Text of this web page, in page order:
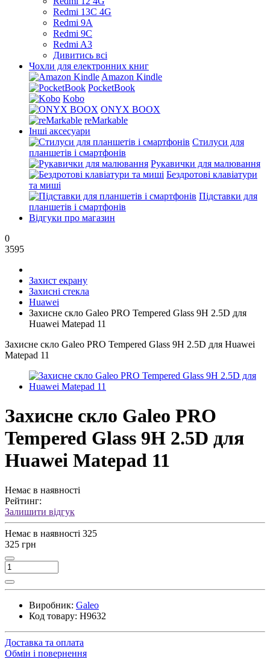
Redmi 13C 4G
Redmi 9A
Redmi 9C
Redmi A3
Дивитись всі
Чохли для електронних книг
Amazon Kindle
PocketBook
Kobo
ONYX BOOX
reMarkable
Інші аксесуари
Стилуси для
планшетів і смартфонів
Рукавички для малювання
Бездротові клавіатури
та миші
Підставки для
планшетів і смартфонів
Відгуки про магазин
0
3595
Захист екрану
Захисні стекла
Huawei
Захисне скло Galeo PRO Tempered Glass 9H 2.5D для
Huawei Matepad 11
Захисне скло Galeo PRO Tempered Glass 9H 2.5D для Huawei
Matepad 11
Захисне скло Galeo PRO
Tempered Glass 9H 2.5D для
Huawei Matepad 11
Немає в наявності
Рейтинг:
Залишити відгук
Немає в наявності 325
325 грн
Виробник: Galeo
Код товару: H9632
Доставка та оплата
Обмін і повернення